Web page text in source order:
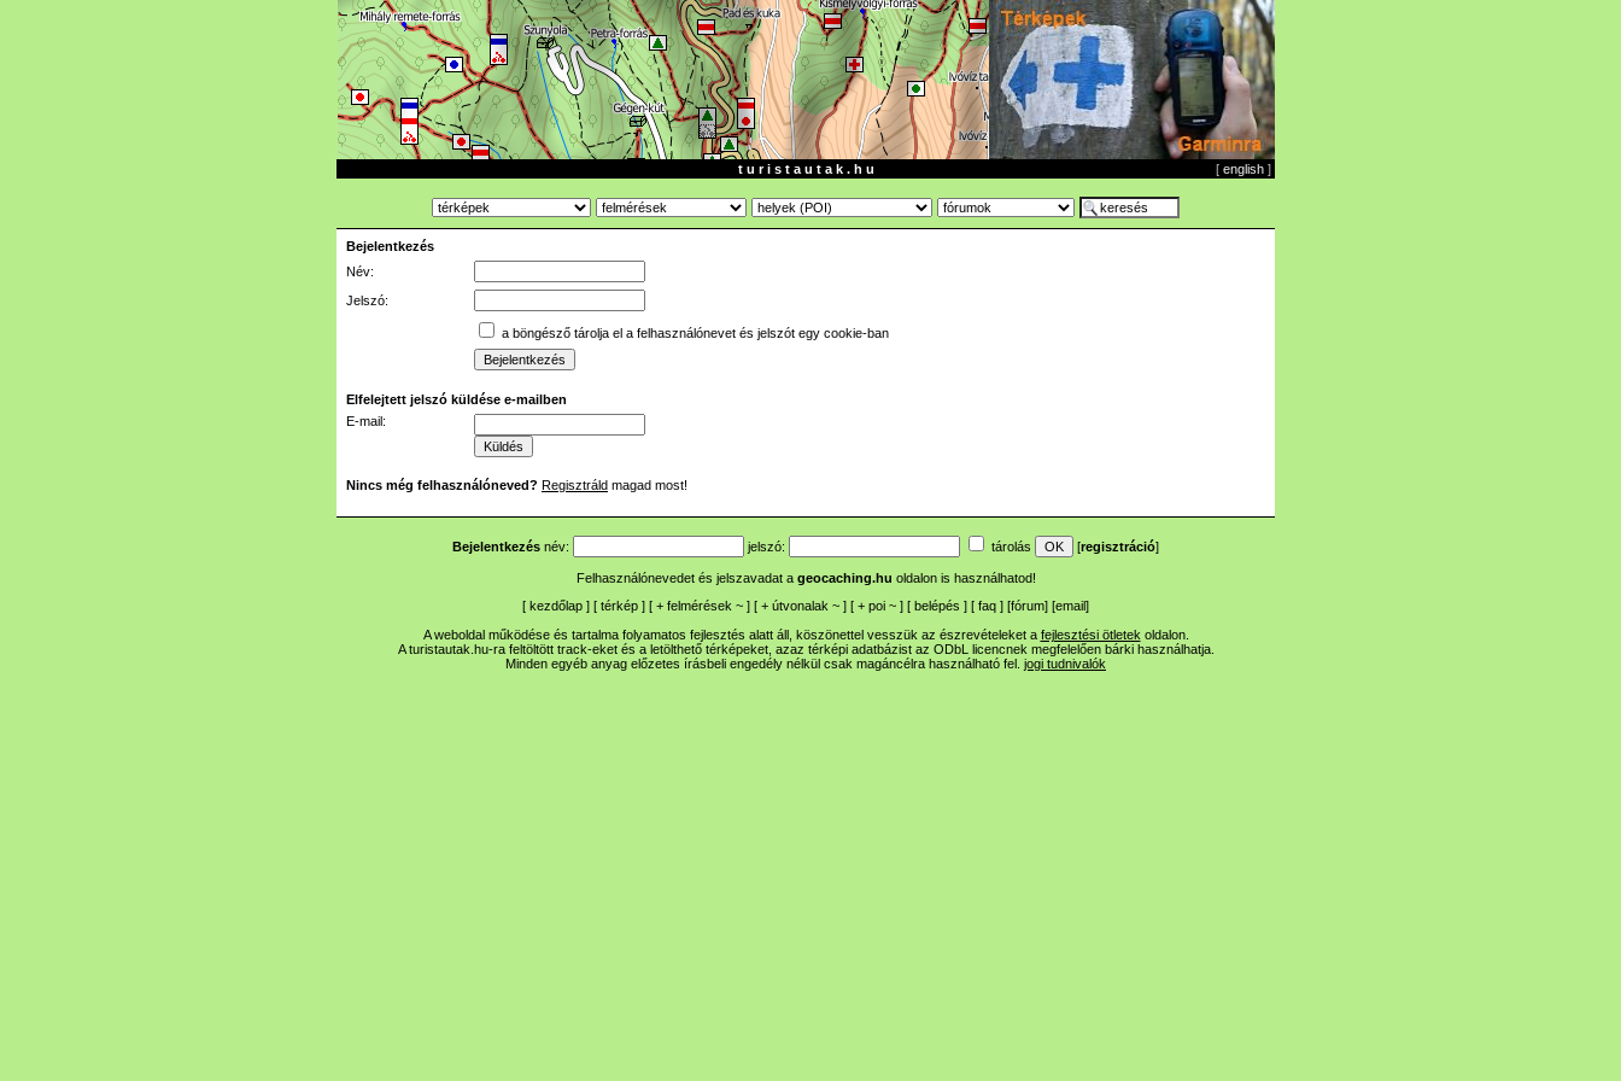
t u r i s t a u t a k . h u [ english ]
Bejelentkezés
Név:
Jelszó:
a böngésző tárolja el a felhasználónevet és jelszót egy cookie-ban
Elfelejtett jelszó küldése e-mailben
E-mail:
Nincs még felhasználóneved? Regisztráld magad most!
Bejelentkezés név: jelszó: tárolás [regisztráció]
Felhasználónevedet és jelszavadat a geocaching.hu oldalon is használhatod!
[ kezdőlap ] [ térkép ] [ + felmérések ~ ] [ + útvonalak ~ ] [ + poi ~ ] [ belépés ] [ faq ] [fórum] [email]
A weboldal működése és tartalma folyamatos fejlesztés alatt áll, köszönettel vesszük az észrevételeket a fejlesztési ötletek oldalon.
A turistautak.hu-ra feltöltött track-eket és a letölthető térképeket, azaz térképi adatbázist az ODbL licencnek megfelelően bárki használhatja.
Minden egyéb anyag előzetes írásbeli engedély nélkül csak magáncélra használható fel. jogi tudnivalók